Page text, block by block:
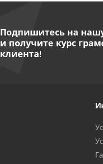
Подпишитесь на
и получите курс
клиента!